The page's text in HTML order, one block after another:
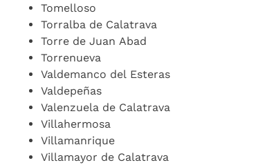
Tomelloso
Torralba de Calatrava
Torre de Juan Abad
Torrenueva
Valdemanco del Esteras
Valdepeñas
Valenzuela de Calatrava
Villahermosa
Villamanrique
Villamayor de Calatrava